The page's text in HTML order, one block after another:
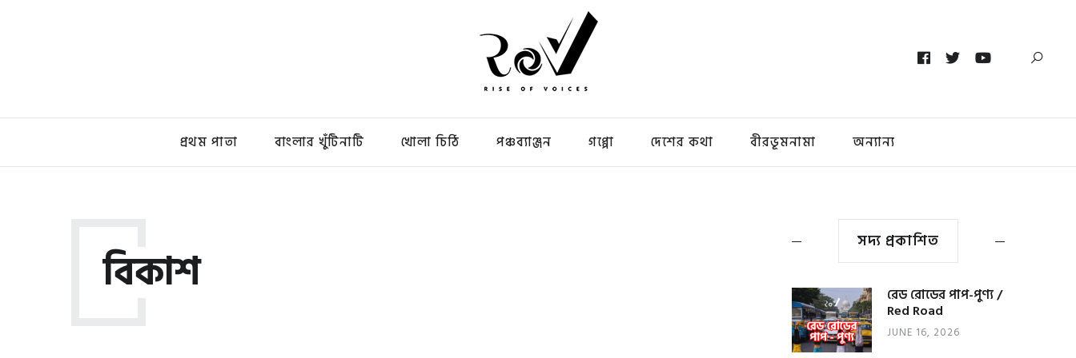
প্রথম পাতা বাংলার খুঁটিনাটি খোলা চিঠি পঞ্চব্যাঞ্জন গপ্পো দেশের কথা বীরভূমনামা অন্যান্য
বিকাশ
সদ্য প্রকাশিত
রেড রোডের পাপ-পুণ্য /
Red Road
JUNE 16, 2026